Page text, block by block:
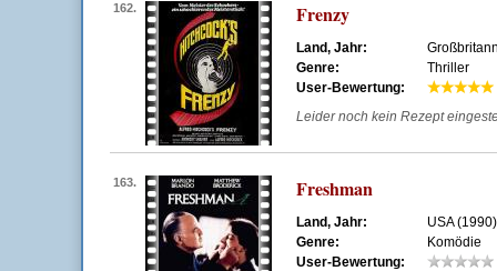
162. Frenzy
Land, Jahr:
Genre:
Thriller
User-Bewertung:
Leider noch kein Rezept
163. Freshman
Land, Jahr:
USA (1990)
Genre:
Komödie
User-Bewertung: